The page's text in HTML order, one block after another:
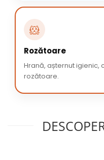
🐹
Rozătoare
Hrană, așternut igienic,
rozătoare.